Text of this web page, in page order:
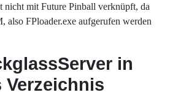
nicht mit Future Pinball verknüpft, da
also FPloader.exe aufgerufen werden
in
Verzeichnis